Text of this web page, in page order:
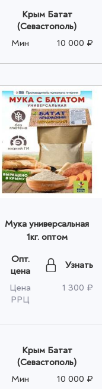
Крым Батат
(Севастополь)
Мин
10 000 ₽
Мука универсальная
1кг. оптом
Опт.
цена
Узнать
Цена
РРЦ
1 300 ₽
Крым Батат
(Севастополь)
Мин
10 000 ₽